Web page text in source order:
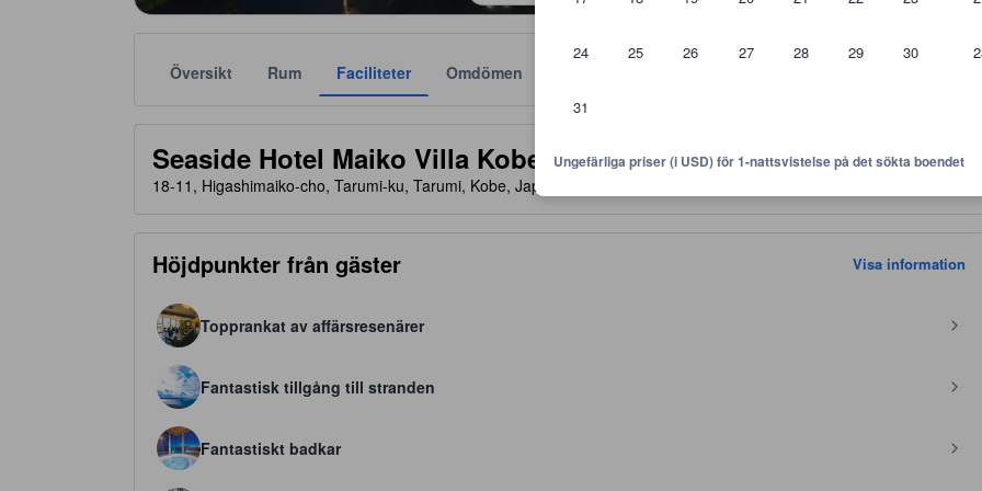
24 25 26 27 28 29 30
31
Ungefärliga priser (i USD) för 1-nattsvistelse på det sökta boendet
Översikt Rum Faciliteter Omdömen
Seaside Hotel Maiko Villa Kobe
18-11, Higashimaiko-cho, Tarumi-ku, Tarumi, Kobe, Japan, 655-0047
Höjdpunkter från gäster Visa information
Topprankat av affärsresenärer
Fantastisk tillgång till stranden
Fantastiskt badkar